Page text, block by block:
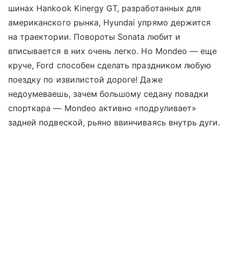
шинах Hankook Kinergy GT, разработанных для
американского рынка, Hyundai упрямо держится
на траектории. Повороты Sonata любит и
вписывается в них очень легко. Но Mondeo — еще
круче, Ford способен сделать праздником любую
поездку по извилистой дороге! Даже
недоумеваешь, зачем большому седану повадки
спорткара — Mondeo активно «подруливает»
задней подвеской, рьяно ввинчиваясь внутрь дуги.